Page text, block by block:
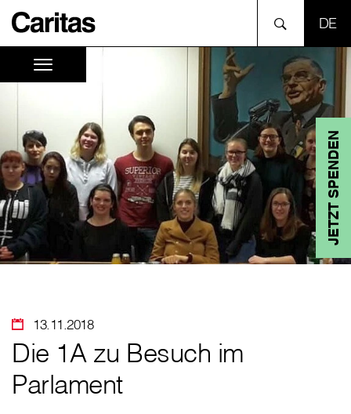
JETZT SPENDEN
13.11.2018
Die 1A zu Besuch im
Parlament